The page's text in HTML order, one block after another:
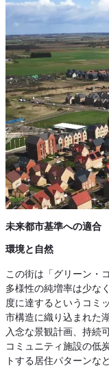
未来都市基準への適合
環境と自然
この街は「グリーン・
多様性の純増率は少な
度に達するというコミ
市構造に織り込まれた
入念な景観計画、持続
コミュニティ施設の低
トする居住パターンな